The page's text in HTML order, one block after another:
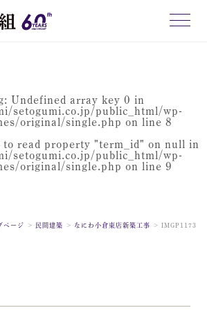
: Undefined array key 0 in
setogumi.co.jp/public_html/wp-
original/single.php on line 8
to read property "term_id" on null in
setogumi.co.jp/public_html/wp-
original/single.php on line 9
ページ 民間建築 なにわ小倉東店新築工事 IMGP1173